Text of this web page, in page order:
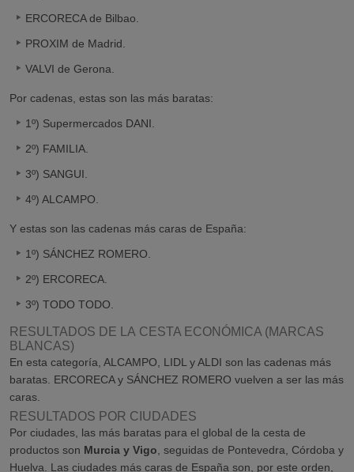
ERCORECA de Bilbao.
PROXIM de Madrid.
VALVI de Gerona.
Por cadenas, estas son las más baratas:
1º) Supermercados DANI.
2º) FAMILIA.
3º) SANGUI.
4º) ALCAMPO.
Y estas son las cadenas más caras de España:
1º) SÁNCHEZ ROMERO.
2º) ERCORECA.
3º) TODO TODO.
RESULTADOS DE LA CESTA ECONÓMICA (MARCAS
BLANCAS)
En esta categoría, ALCAMPO, LIDL y ALDI son las cadenas más
baratas. ERCORECA y SÁNCHEZ ROMERO vuelven a ser las más
caras.
RESULTADOS POR CIUDADES
Por ciudades, las más baratas para el global de la cesta de
productos son Murcia y Vigo , seguidas de Pontevedra, Córdoba y
Huelva. Las ciudades más caras de España son, por este orden,